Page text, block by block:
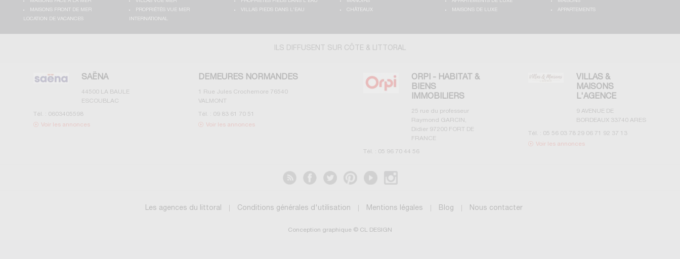
MAISONS FRONT DE MER
PROPRIÉTÉS VUE MER
VILLAS PIEDS DANS L'EAU
CHÂTEAUX
MAISONS DE LUXE
APPARTEMENTS
LOCATION DE VACANCES
INTERNATIONAL
ILS DIFFUSENT SUR CÔTE & LITTORAL
SAËNA
44500 LA BAULE
ESCOUBLAC
Tél. : 0603405598
Voir les annonces
DEMEURES NORMANDES
1 Rue Jules Crochemore 76540
VALMONT
Tél. : 09 83 61 70 51
Voir les annonces
ORPI - HABITAT &
BIENS
IMMOBILIERS
25 rue du professeur
Raymond GARCIN,
Didier 97200 FORT DE
FRANCE
Tél. : 05 96 70 44 56
VILLAS &
MAISONS
L'AGENCE
9 AVENUE DE
BORDEAUX 33740 ARES
Tél. : 05 56 03 78 29 06 71 92 37 13
Voir les annonces
Les agences du littoral Conditions générales d'utilisation Mentions légales Blog Nous contacter
Conception graphique © CL DESIGN